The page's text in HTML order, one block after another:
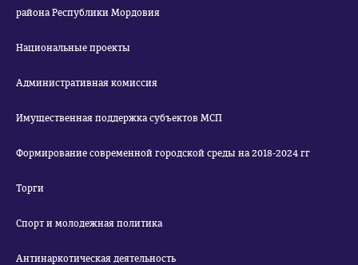
района Республики Мордовия
Национальные проекты
Административная комиссия
Имущественная поддержка субъектов МСП
Формирование современной городской среды на 2018-2024 гг
Торги
Спорт и молодежная политика
Антинаркотическая деятельность